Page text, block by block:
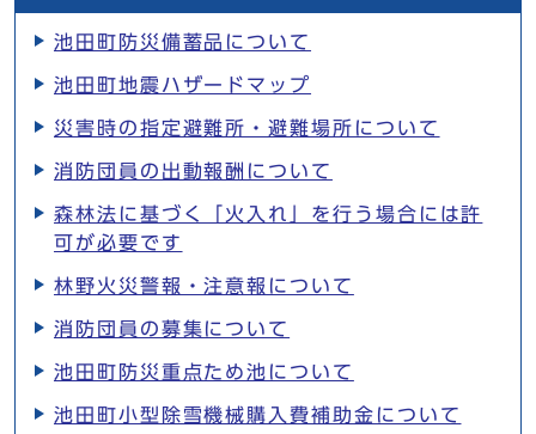
池田町防災備蓄品について
池田町地震ハザードマップ
災害時の指定避難所・避難場所について
消防団員の出動報酬について
森林法に基づく「火入れ」を行う場合には許
可が必要です
林野火災警報・注意報について
消防団員の募集について
池田町防災重点ため池について
池田町小型除雪機械購入費補助金について